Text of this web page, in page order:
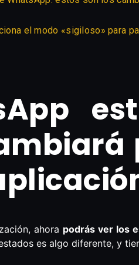
el modo «sigiloso» para
ahora podrás ver los
es algo diferente, y